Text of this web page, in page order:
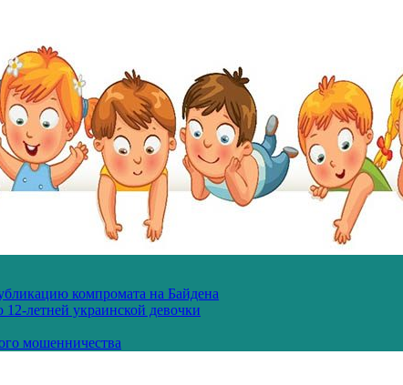
компромата на Байдена
летней украинской девочки
мошенничества